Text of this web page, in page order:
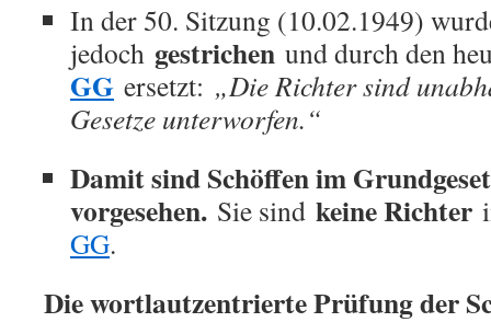
In der 50. Sitzung (10.02.1949)
jedoch gestrichen und durch den
GG ersetzt: „Die Richter sind
Gesetze unterworfen.“
Damit sind Schöffen im
vorgesehen. Sie sind keine Richter
GG.
Die wortlautzentrierte Prüfung der